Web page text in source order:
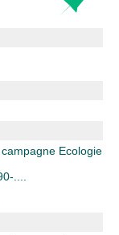
Ecologie
....